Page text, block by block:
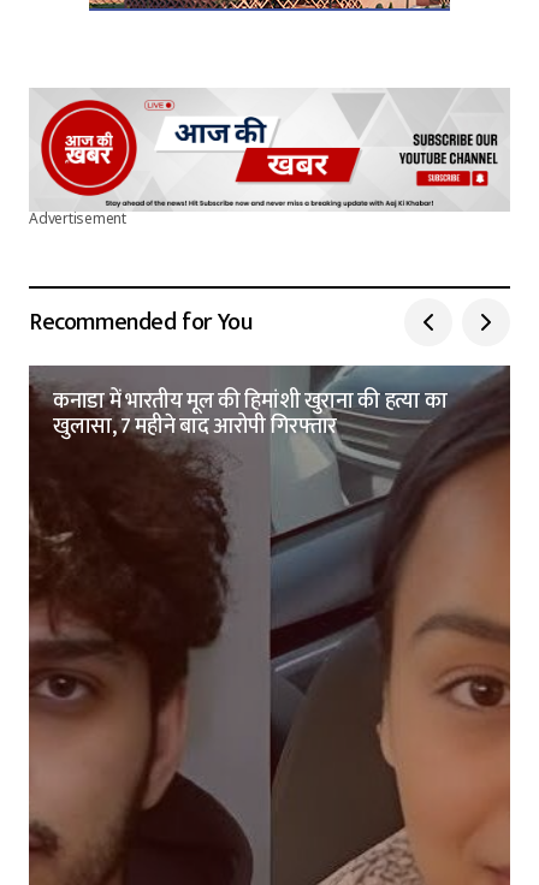
Advertisement
Recommended for You
कनाडा में भारतीय मूल की हिमांशी खुराना की हत्या का
खुलासा, 7 महीने बाद आरोपी गिरफ्तार